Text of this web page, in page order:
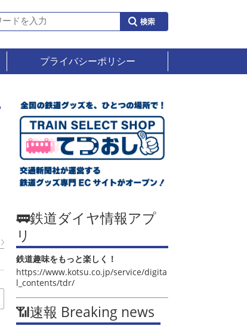
プライバシーポリシー
🚃鉄道ダイヤ情報アプ
リ
鉄道趣味をもっと楽しく！
https://www.kotsu.co.jp/service/digita
l_contents/tdr/
📶速報 Breaking news